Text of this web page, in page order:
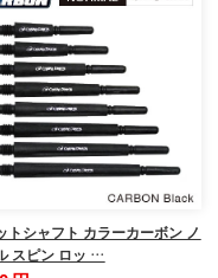
トシャフト カラーカーボン ノ
スピン ロッ …